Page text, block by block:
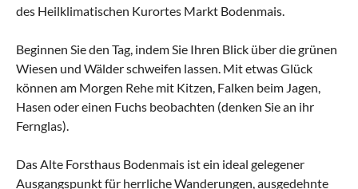
des Heilklimatischen Kurortes Markt Bodenmais.
Beginnen Sie den Tag, indem Sie Ihren Blick über die grünen
Wiesen und Wälder schweifen lassen. Mit etwas Glück
können am Morgen Rehe mit Kitzen, Falken beim Jagen,
Hasen oder einen Fuchs beobachten (denken Sie an ihr
Fernglas).
Das Alte Forsthaus Bodenmais ist ein ideal gelegener
Ausgangspunkt für herrliche Wanderungen, ausgedehnte